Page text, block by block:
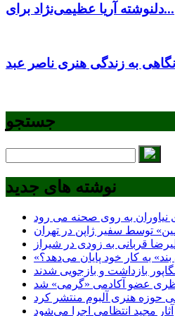
دلنوشته آریا عظیمی‌نژاد برای...
جستجو
نوشته های جدید
نیاوران به روی صحنه می رود
توسط سفیر ژاپن در تهران
قربانی به زودی در شیراز
بند» به کار خود پایان می‌دهد؟
بازداشت و بازجویی شدند
عضو آکادمی «گرمی» شد
حوزه هنری آلبوم منتشر کرد
آثار مجید انتظامی اجرا می‌شود